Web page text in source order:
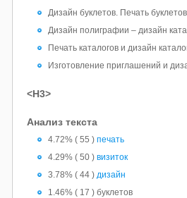
Дизайн буклетов. Печать буклетов
Дизайн полиграфии – дизайн
Печать каталогов и дизайн
Изготовление приглашений и
<H3>
Анализ текста
4.72% ( 55 ) печать
4.29% ( 50 ) визиток
3.78% ( 44 ) дизайн
1.46% ( 17 ) буклетов